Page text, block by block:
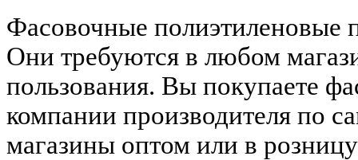
Фасовочные полиэтиленовые
Они требуются в любом
пользования. Вы покупаете
компании производителя по
магазины оптом или в